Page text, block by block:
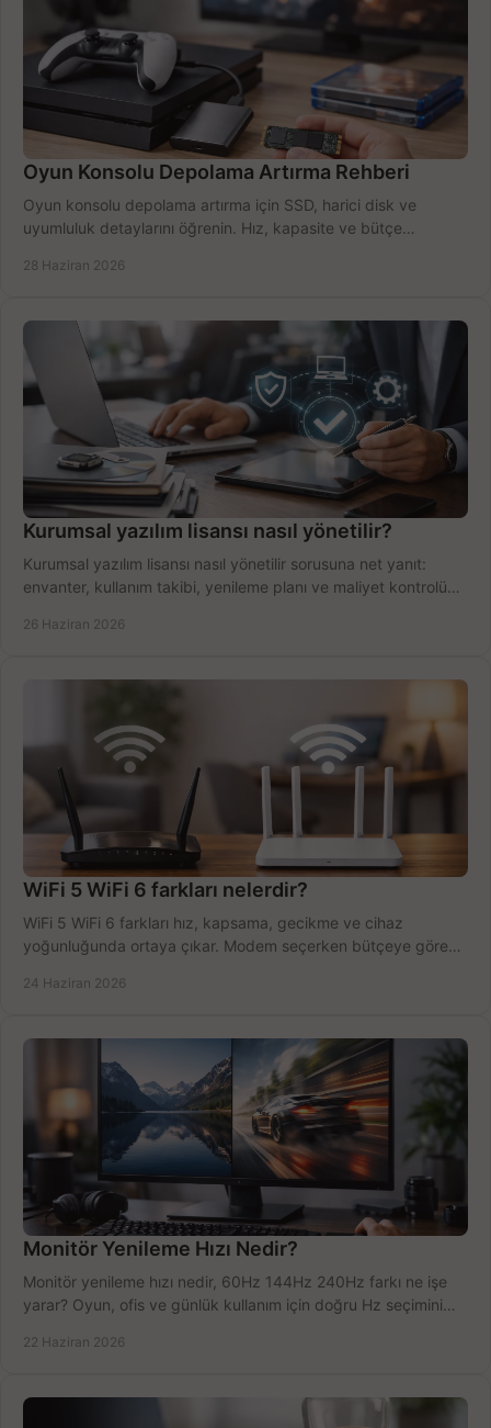
Oyun Konsolu Depolama Artırma Rehberi
Oyun konsolu depolama artırma için SSD, harici disk ve
uyumluluk detaylarını öğrenin. Hız, kapasite ve bütçe
28 Haziran 2026
Kurumsal yazılım lisansı nasıl yönetilir?
Kurumsal yazılım lisansı nasıl yönetilir sorusuna net yanıt:
envanter, kullanım takibi, yenileme planı ve maliyet kontrolü
26 Haziran 2026
WiFi 5 WiFi 6 farkları nelerdir?
WiFi 5 WiFi 6 farkları hız, kapsama, gecikme ve cihaz
yoğunluğunda ortaya çıkar. Modem seçerken bütçeye göre
24 Haziran 2026
Monitör Yenileme Hızı Nedir?
Monitör yenileme hızı nedir, 60Hz 144Hz 240Hz farkı ne işe
yarar? Oyun, ofis ve günlük kullanım için doğru Hz seçimini
22 Haziran 2026